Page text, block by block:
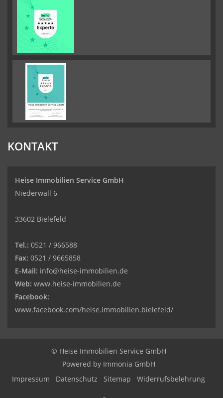
KONTAKT
Heise Immobilien Service GmbH
Niederwall 6
33602 Bielefeld
Tel.: 0521 / 966588
Fax: 0521 / 9665858
E-Mail: info@heise-immobilien.de
Web: www.heise-immobilien.de
Facebook:
www.facebook.com/heise.immobilien.bielefeld/
© Heise Immobilien Service GmbH
Powered by Immonia GmbH
Impressum
Datenschutz Sitemap Widerrufsbelehrung